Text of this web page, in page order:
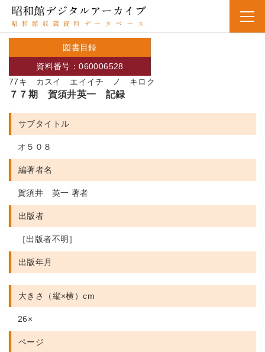
図書目録
77キ カスイ エイイチ ノ キロク
資料番号：060006528
７７期 賀須井英一 記録
サブタイトル
オ５０８
編著者名
賀須井 英一 著者
出版者
［出版者不明］
出版年月
大きさ（縦×横）cm
26×
ページ